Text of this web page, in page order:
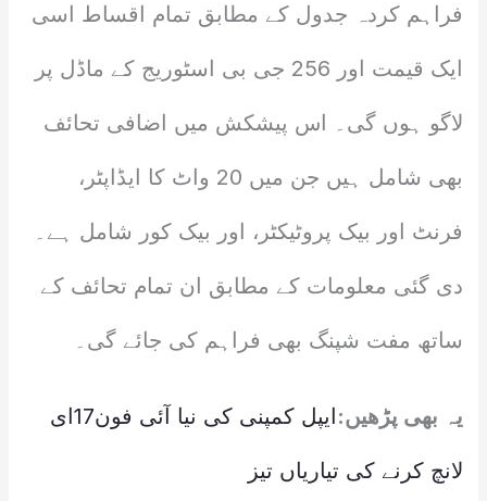
فراہم کردہ جدول کے مطابق تمام اقساط اسی
ایک قیمت اور 256 جی بی اسٹوریج کے ماڈل پر
لاگو ہوں گی۔ اس پیشکش میں اضافی تحائف
بھی شامل ہیں جن میں 20 واٹ کا ایڈاپٹر،
فرنٹ اور بیک پروٹیکٹر، اور بیک کور شامل ہے۔
دی گئی معلومات کے مطابق ان تمام تحائف کے
ساتھ مفت شپنگ بھی فراہم کی جائے گی۔
یہ بھی پڑھیں: ایپل کمپنی کی نیا آئی فون17ای
لانچ کرنے کی تیاریاں تیز